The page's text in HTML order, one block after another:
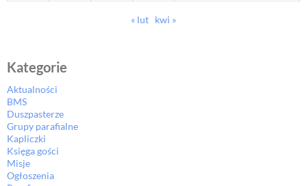
« lut kwi »
Kategorie
Aktualności
BMS
Duszpasterze
Grupy parafialne
Kapliczki
Księga gości
Misje
Ogłoszenia